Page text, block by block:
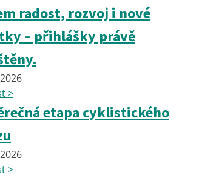
radost, rozvoj i nové
– přihlášky právě
>
etapa cyklistického
>